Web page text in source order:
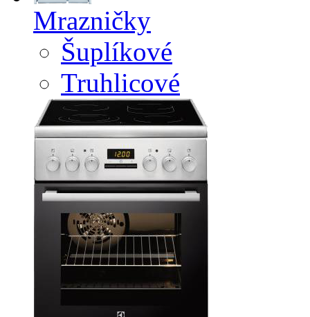
Mrazničky
Šuplíkové
Truhlicové